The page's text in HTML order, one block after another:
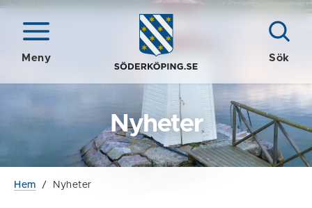
Meny Sök
Nyheter
Hem / Nyheter